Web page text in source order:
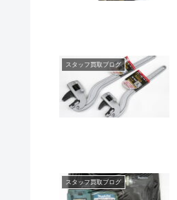
スタッフ買取ブログ
スタッフ買取ブログ